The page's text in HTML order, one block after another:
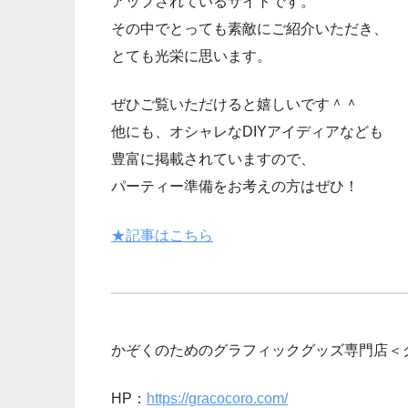
その中でとっても素敵にご紹介いただき、
とても光栄に思います。
ぜひご覧いただけると嬉しいです＾＾
他にも、オシャレなDIYアイディアなども
豊富に掲載されていますので、
パーティー準備をお考えの方はぜひ！
★記事はこちら
かぞくのためのグラフィックグッズ専門店＜
HP： https://gracocoro.com/